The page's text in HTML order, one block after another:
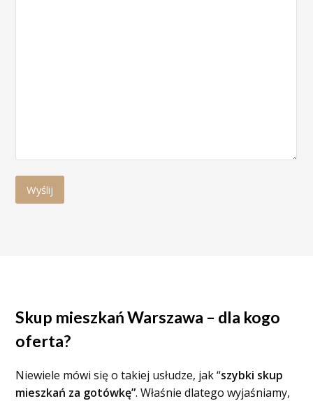
Skup mieszkań Warszawa – dla kogo
oferta?
Niewiele mówi się o takiej usłudze, jak “szybki skup
mieszkań za gotówkę”. Właśnie dlatego wyjaśniamy,